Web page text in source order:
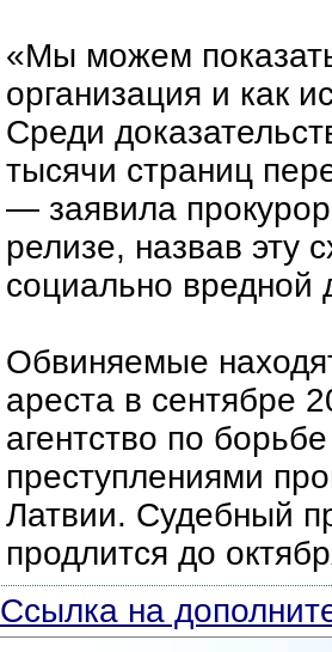
«Мы можем
организация и как
Среди
тысячи страниц
— заявила
релизе, назвав эту
социально вредной
Обвиняемые
ареста в сентябре
агентство по
преступлениями
Латвии. Судебный
продлится до
Ссылка на